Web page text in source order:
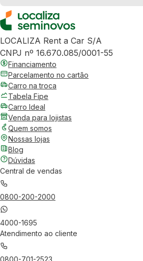
LOCALIZA Rent a Car S/A
CNPJ nº 16.670.085/0001-55
Financiamento
Parcelamento no cartão
Carro na troca
Tabela Fipe
Carro Ideal
Venda para lojistas
Quem somos
Nossas lojas
Blog
Dúvidas
Central de vendas
0800-200-2000
4000-1695
Atendimento ao cliente
0800-701-2523